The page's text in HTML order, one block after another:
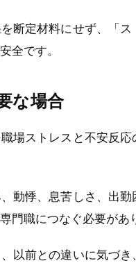
断定材料にせず、「
全です。
な場合
場ストレスと不安反
動悸、息苦しさ、出
門職につなぐ必要があ
以前との違いに気づ